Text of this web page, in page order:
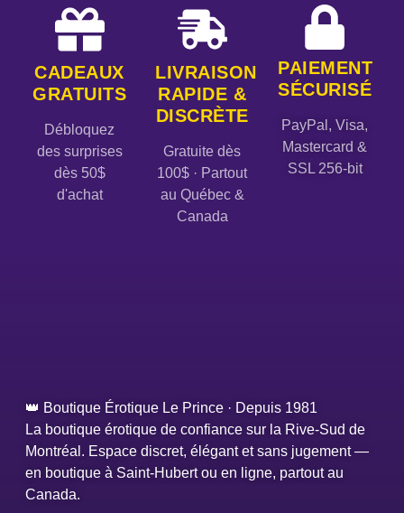
CADEAUX
GRATUITS
Débloquez
des surprises
dès 50$
d'achat
LIVRAISON
RAPIDE &
DISCRÈTE
Gratuite dès
100$ · Partout
au Québec &
Canada
PAIEMENT
SÉCURISÉ
PayPal, Visa,
Mastercard &
SSL 256-bit
👑 Boutique Érotique Le Prince · Depuis 1981
La boutique érotique de confiance sur la Rive-Sud de
Montréal. Espace discret, élégant et sans jugement —
en boutique à Saint-Hubert ou en ligne, partout au
Canada.